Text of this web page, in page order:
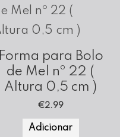
Forma para Bolo
de Mel nº 22 (
Altura 0,5 cm )
€2.99
Adicionar